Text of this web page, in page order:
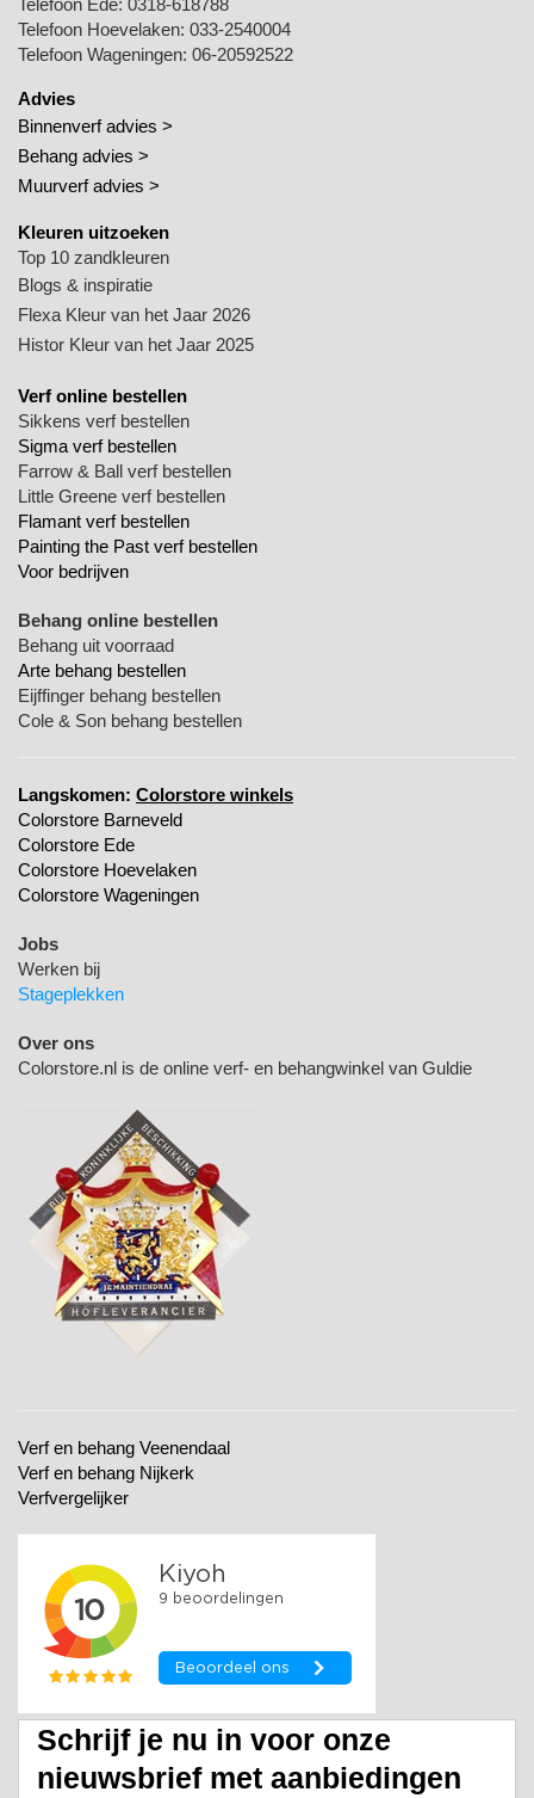
Telefoon Ede: 0318-618788
Telefoon Hoevelaken: 033-2540004
Telefoon Wageningen: 06-20592522
Advies
Binnenverf advies >
Behang advies >
Muurverf advies >
Kleuren uitzoeken
Top 10 zandkleuren
Blogs & inspiratie
Flexa Kleur van het Jaar 2026
Histor Kleur van het Jaar 2025
Verf online bestellen
Sikkens verf bestellen
Sigma verf bestellen
Farrow & Ball verf bestellen
Little Greene verf bestellen
Flamant verf bestellen
Painting the Past verf bestellen
Voor bedrijven
Behang online bestellen
Behang uit voorraad
Arte behang bestellen
Eijffinger behang bestellen
Cole & Son behang bestellen
Langskomen: Colorstore winkels
Colorstore Barneveld
Colorstore Ede
Colorstore Hoevelaken
Colorstore Wageningen
Jobs
Werken bij
Stageplekken
Over ons
Colorstore.nl is de online verf- en behangwinkel van Guldie
Verf en behang Veenendaal
Verf en behang Nijkerk
Verfvergelijker
Schrijf je nu in voor onze
nieuwsbrief met aanbiedingen